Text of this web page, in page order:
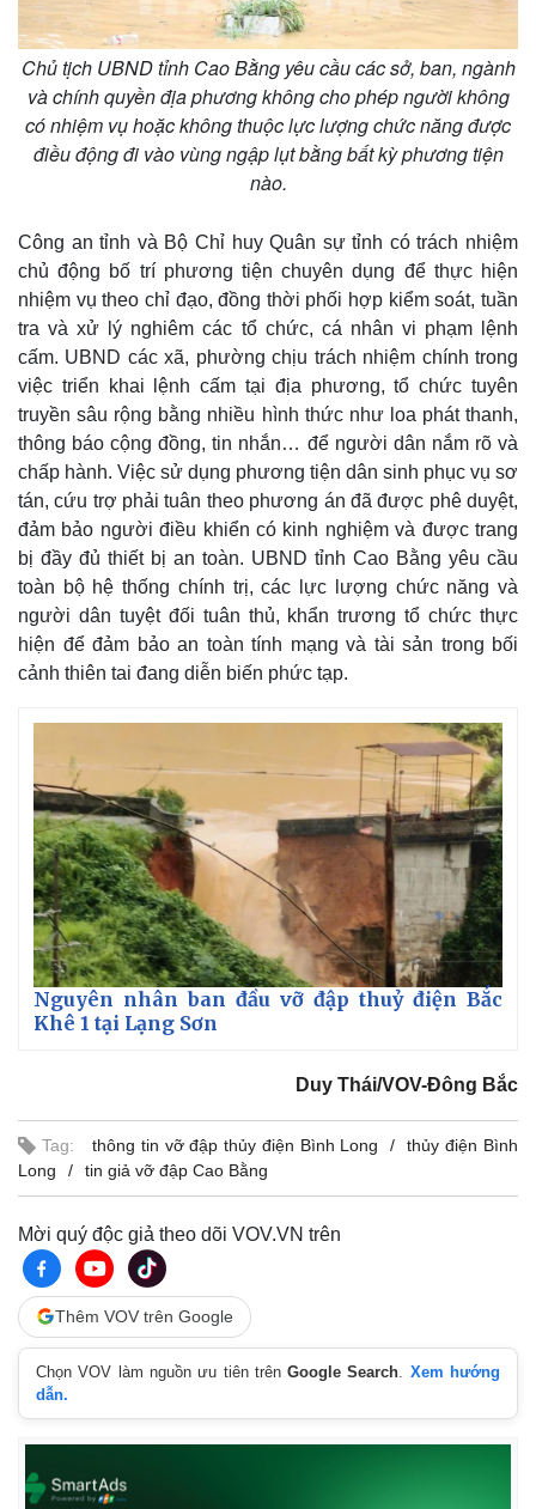
Kinh tế
Bất động sản
Khởi nghiệp
Thị trường
Giá vàng
Tiêu dùng
Tỷ giá
Chứng khoán
Giá cà phê
Chủ tịch UBND tỉnh Cao Bằng yêu cầu các sở, ban, ngành
và chính quyền địa phương không cho phép người không
có nhiệm vụ hoặc không thuộc lực lượng chức năng được
điều động đi vào vùng ngập lụt bằng bất kỳ phương tiện
nào.
Công an tỉnh và Bộ Chỉ huy Quân sự tỉnh có trách nhiệm
chủ động bố trí phương tiện chuyên dụng để thực hiện
nhiệm vụ theo chỉ đạo, đồng thời phối hợp kiểm soát, tuần
tra và xử lý nghiêm các tổ chức, cá nhân vi phạm lệnh
cấm. UBND các xã, phường chịu trách nhiệm chính trong
việc triển khai lệnh cấm tại địa phương, tổ chức tuyên
truyền sâu rộng bằng nhiều hình thức như loa phát thanh,
thông báo cộng đồng, tin nhắn… để người dân nắm rõ và
chấp hành. Việc sử dụng phương tiện dân sinh phục vụ sơ
tán, cứu trợ phải tuân theo phương án đã được phê duyệt,
đảm bảo người điều khiển có kinh nghiệm và được trang
bị đầy đủ thiết bị an toàn. UBND tỉnh Cao Bằng yêu cầu
toàn bộ hệ thống chính trị, các lực lượng chức năng và
người dân tuyệt đối tuân thủ, khẩn trương tổ chức thực
hiện để đảm bảo an toàn tính mạng và tài sản trong bối
cảnh thiên tai đang diễn biến phức tạp.
Nguyên nhân ban đầu vỡ đập thuỷ điện Bắc
Khê 1 tại Lạng Sơn
Duy Thái/VOV-Đông Bắc
Tag: thông tin vỡ đập thủy điện Bình Long
thủy điện Bình
Long
tin giả vỡ đập Cao Bằng
Mời quý độc giả theo dõi VOV.VN trên
Thêm VOV trên Google
Chọn VOV làm nguồn ưu tiên trênGoogle Search
Xem hướng
dẫn.